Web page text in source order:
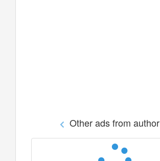
Other ads from author